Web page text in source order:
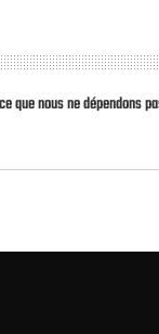
que nous ne dépendons